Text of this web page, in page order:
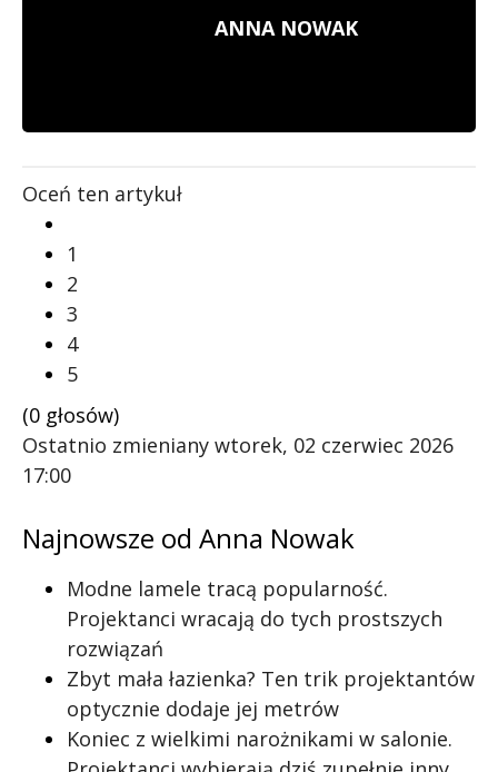
ANNA NOWAK
Oceń ten artykuł
1
2
3
4
5
(0 głosów)
Ostatnio zmieniany wtorek, 02 czerwiec 2026
17:00
Najnowsze od Anna Nowak
Modne lamele tracą popularność.
Projektanci wracają do tych prostszych
rozwiązań
Zbyt mała łazienka? Ten trik projektantów
optycznie dodaje jej metrów
Koniec z wielkimi narożnikami w salonie.